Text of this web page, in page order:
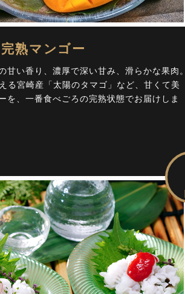
熟マンゴー
甘い香り、濃厚で深い甘み、滑らかな果肉。
る宮崎産「太陽のタマゴ」など、甘くて美
を、一番食べごろの完熟状態でお届けしま